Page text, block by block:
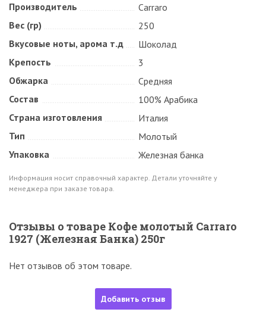
Производитель
Carraro
Вес (гр)
250
Вкусовые ноты, арома т.д
Шоколад
Крепость
3
Обжарка
Средняя
Состав
100% Арабика
Страна изготовления
Италия
Тип
Молотый
Упаковка
Железная банка
Информация носит справочный характер. Детали уточняйте у
менеджера при заказе товара.
Отзывы о товаре Кофе молотый Carraro
1927 (Железная Банка) 250г
Нет отзывов об этом товаре.
Добавить отзыв